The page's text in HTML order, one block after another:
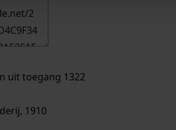
uit toegang 1322
1910